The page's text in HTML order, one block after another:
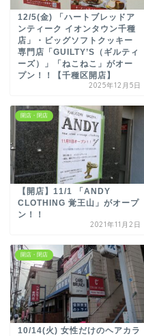
12/5(金) 「ハートブレッドア
ンティーク イオンタウン千種
店」・ビッグソフトクッキー
専門店「GUILTY’S（ギルティ
ーズ）」「ねこねこ」がオー
プン！！【千種区開店】
2025年12月5日
開店・閉店
【開店】11/1 「ANDY
CLOTHING 覚王山」がオープ
ン！！
2021年11月2日
開店・閉店
10/14(火) 女性だけのヘアカラ